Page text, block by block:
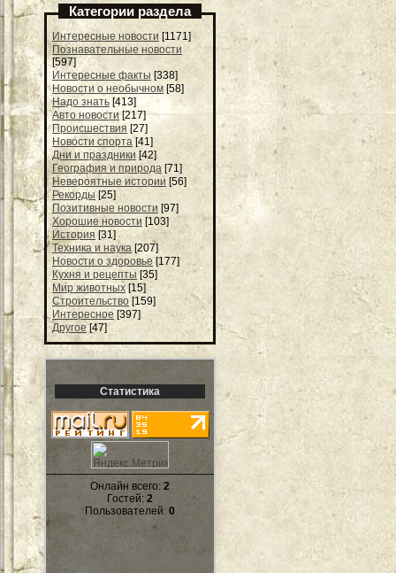
Категории раздела
Интересные новости [1171]
Познавательные новости
[597]
Интересные факты [338]
Новости о необычном [58]
Надо знать [413]
Авто новости [217]
Происшествия [27]
Новости спорта [41]
Дни и праздники [42]
География и природа [71]
Невероятные истории [56]
Рекорды [25]
Позитивные новости [97]
Хорошие новости [103]
История [31]
Техника и наука [207]
Новости о здоровье [177]
Кухня и рецепты [35]
Мир животных [15]
Строительство [159]
Интересное [397]
Другое [47]
Статистика
Онлайн всего: 2
Гостей: 2
Пользователей: 0